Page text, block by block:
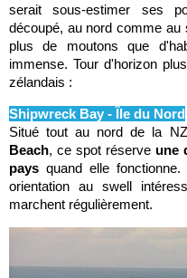
serait sous-estimer ses
découpé, au nord comme
plus de moutons que
immense. Tour d'horizon
zélandais :
Shipwreck Bay - Île du Nord
Situé tout au nord de la
Beach, ce spot réserve une
paysquand elle
orientation au swell
marchent régulièrement.